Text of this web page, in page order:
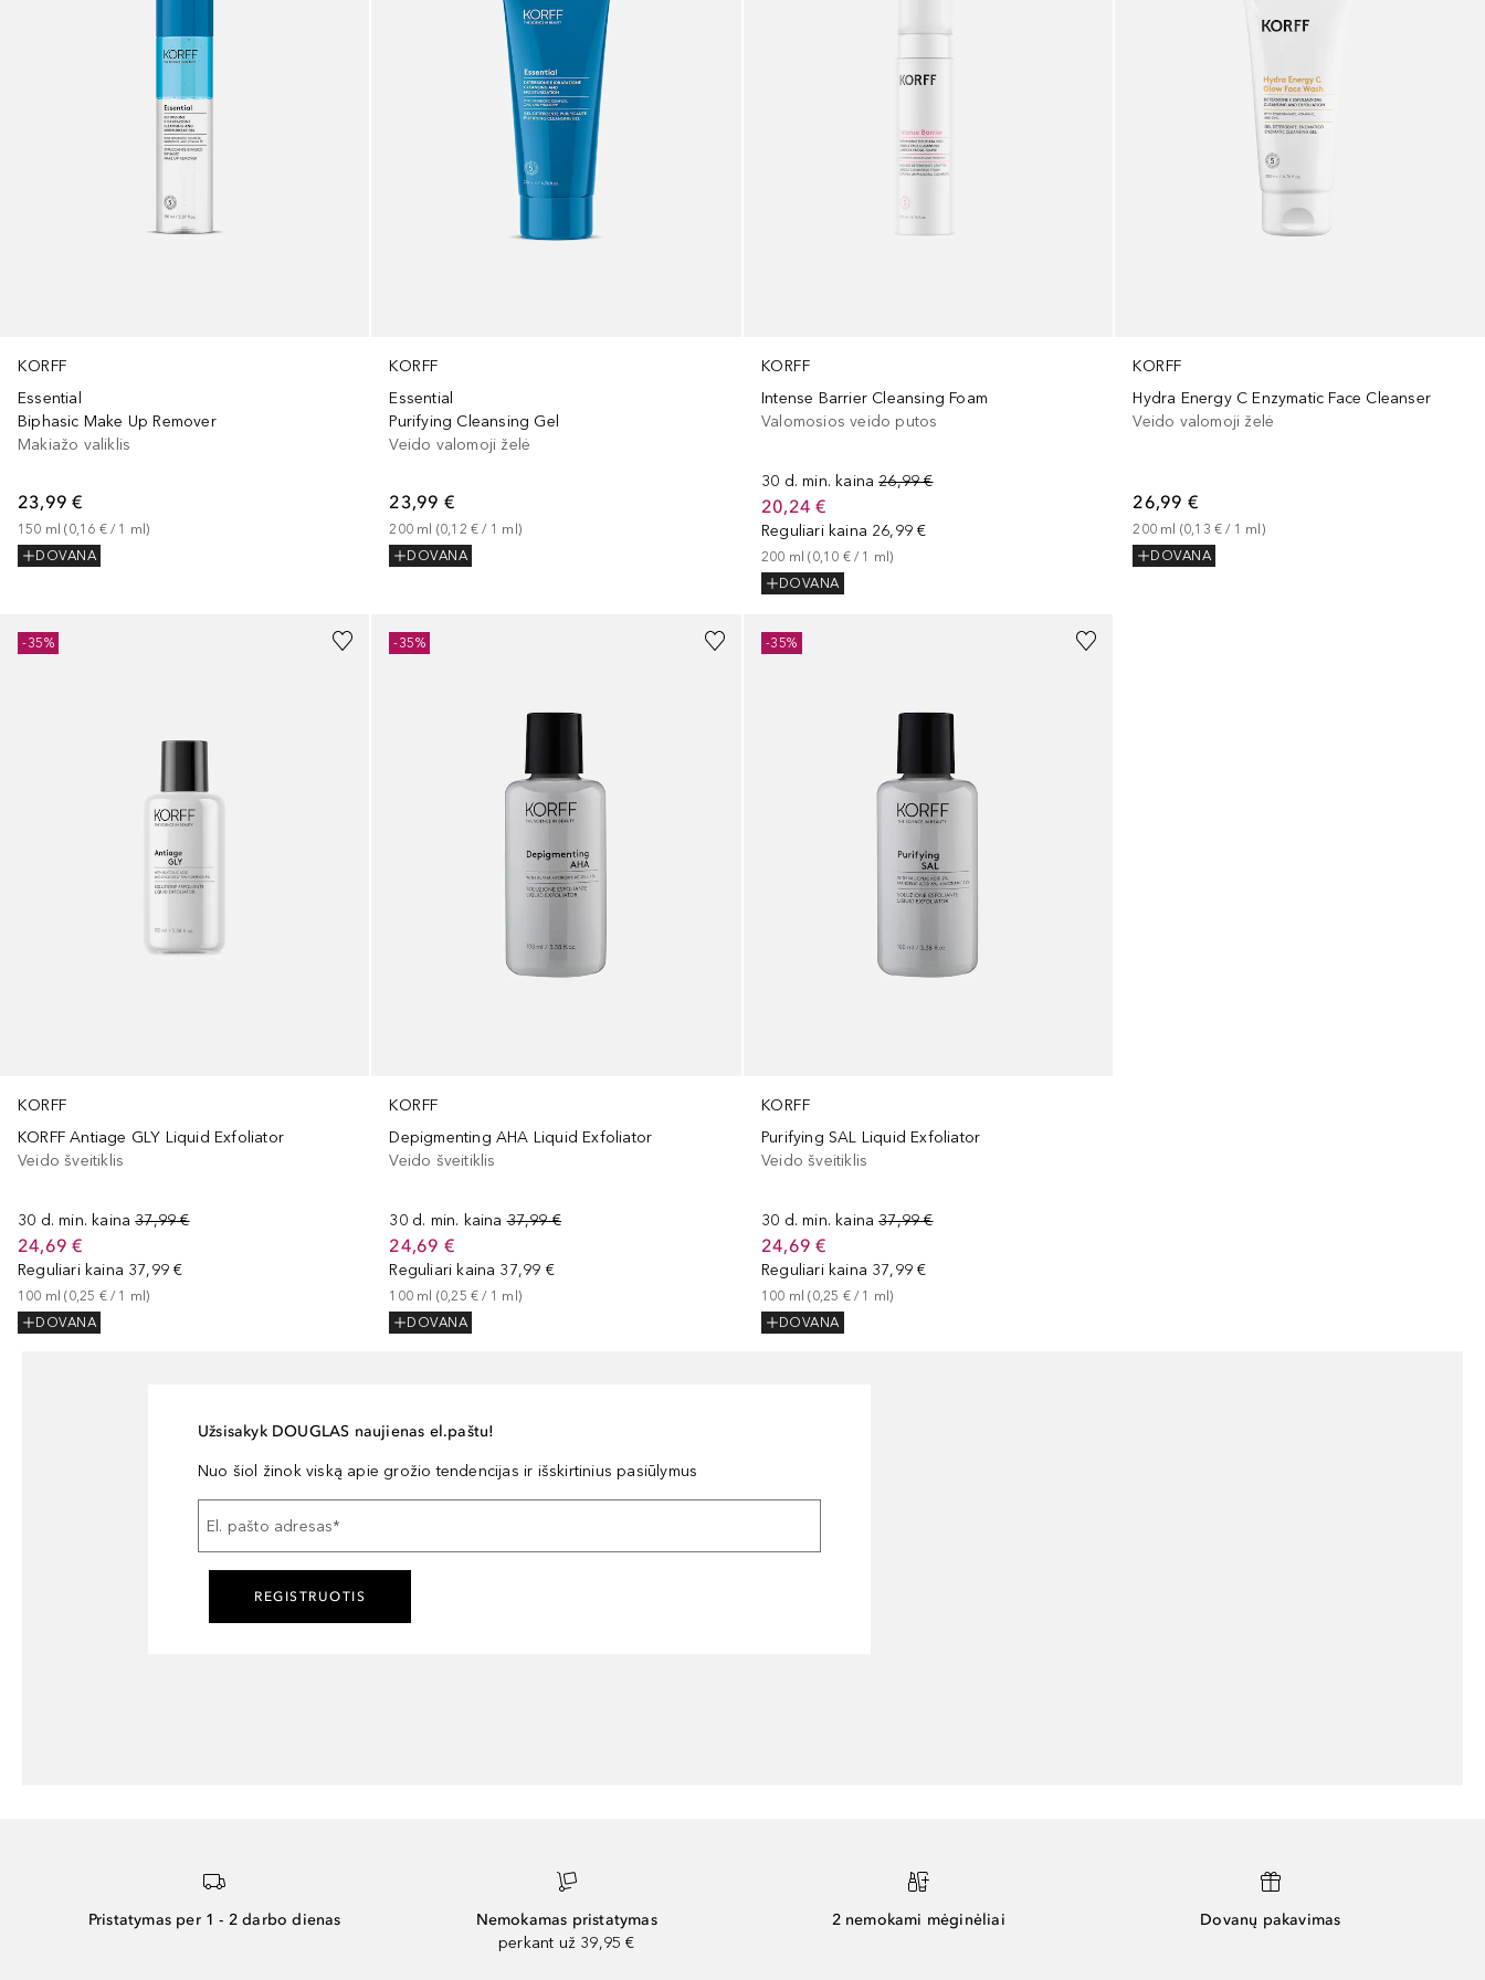
KORFF
Essential
Biphasic Make Up Remover
Makiažo valiklis
23,99 €
150 ml (0,16 € / 1 ml)
DOVANA
KORFF
Essential
Purifying Cleansing Gel
Veido valomoji želė
23,99 €
200 ml (0,12 € / 1 ml)
DOVANA
KORFF
Intense Barrier Cleansing Foam
Valomosios veido putos
30 d. min. kaina 26,99 €
20,24 €
Reguliari kaina 26,99 €
200 ml (0,10 € / 1 ml)
DOVANA
KORFF
Hydra Energy C Enzymatic Face Cleanser
Veido valomoji želė
26,99 €
200 ml (0,13 € / 1 ml)
DOVANA
KORFF
KORFF Antiage GLY Liquid Exfoliator
Veido šveitiklis
30 d. min. kaina 37,99 €
24,69 €
Reguliari kaina 37,99 €
100 ml (0,25 € / 1 ml)
DOVANA
-35%
KORFF
Depigmenting AHA Liquid Exfoliator
Veido šveitiklis
30 d. min. kaina 37,99 €
24,69 €
Reguliari kaina 37,99 €
100 ml (0,25 € / 1 ml)
DOVANA
-35%
KORFF
Purifying SAL Liquid Exfoliator
Veido šveitiklis
30 d. min. kaina 37,99 €
24,69 €
Reguliari kaina 37,99 €
100 ml (0,25 € / 1 ml)
DOVANA
-35%
Užsisakyk DOUGLAS naujienas el.paštu!
Nuo šiol žinok viską apie grožio tendencijas ir išskirtinius pasiūlymus
El. pašto adresas*
REGISTRUOTIS
Pristatymas per 1 - 2 darbo dienas
Nemokamas pristatymas
perkant už 39,95 €
2 nemokami mėginėliai Dovanų pakavimas